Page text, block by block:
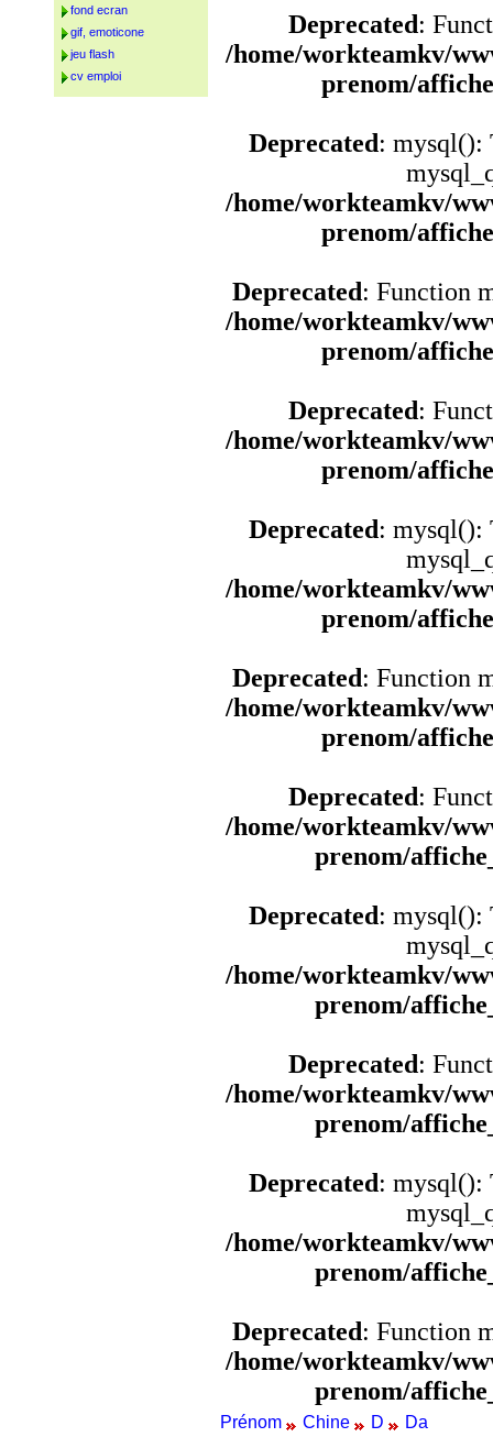
Deprecated:
/home/workteamkv/
prenom/
Deprecated: mysql():
/home/workteamkv/
prenom/
Deprecated: Function
/home/workteamkv/
prenom/
Deprecated:
/home/workteamkv/
prenom/
Deprecated: mysql():
/home/workteamkv/
prenom/
Deprecated: Function
/home/workteamkv/
prenom/
Deprecated:
/home/workteamkv/
prenom/
Deprecated: mysql():
/home/workteamkv/
prenom/
Deprecated:
/home/workteamkv/
prenom/
Deprecated: mysql():
/home/workteamkv/
prenom/
Deprecated: Function
/home/workteamkv/
prenom/
Prénom Chine D Da
fond ecran
gif, emoticone
jeu flash
cv emploi